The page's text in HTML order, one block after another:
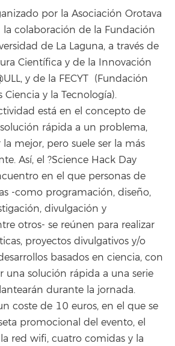
por la Asociación Orotava
la colaboración de la Fundación
de La Laguna, a través de
Científica y de la Innovación
y de la FECYT (Fundación
y la Tecnología).
está en el concepto de
rápida a un problema,
mejor, pero suele ser la más
Así, el ?Science Hack Day
en el que personas de
-como programación, diseño,
divulgación y
otros- se reúnen para realizar
proyectos divulgativos y/o
basados en ciencia, con
una solución rápida a una serie
durante la jornada.
coste de 10 euros, en el que se
promocional del evento, el
red wifi, cuatro comidas y la